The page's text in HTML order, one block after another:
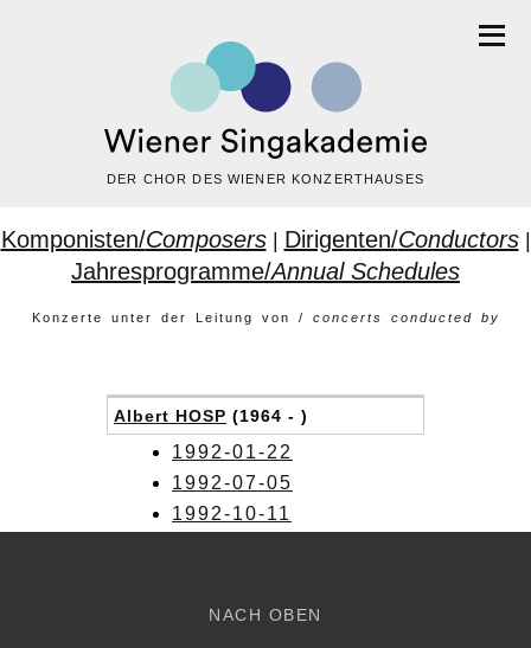
DER CHOR DES WIENER KONZERTHAUSES
Komponisten/Composers| Dirigenten/Conductors|
Jahresprogramme/Annual Schedules
Konzerte unter der Leitung von / concerts conducted by
Albert HOSP (1964 - )
1992-01-22
1992-07-05
1992-10-11
NACH OBEN